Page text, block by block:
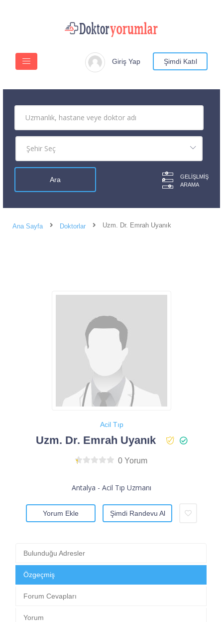
Giriş Yap Şimdi Katıl
GELIŞLMIŞ
ARAMA
Ana Sayfa Doktorlar Uzm. Dr. Emrah Uyanık
Acil Tıp
Uzm. Dr. Emrah Uyanık
0 Yorum
Antalya - Acil Tıp Uzmanı
Yorum Ekle Şimdi Randevu Al
Bulunduğu Adresler
Özgeçmiş
Forum Cevapları
Yorum